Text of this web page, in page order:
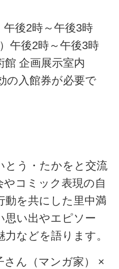
午後2時～午後3時
後2時～午後3時
企画展示室内
の入館券が必要で
とう・たかをと交流
やコミック表現の自
動を共にした里中満
思い出やエピソー
力などを語ります。
さん（マンガ家） ×